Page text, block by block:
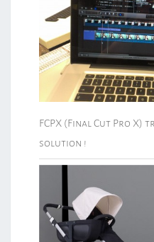
FCPX (Final Cut Pro X)
solution !